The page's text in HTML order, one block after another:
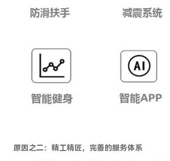
原因之二：精工精匠，完善的服务体系